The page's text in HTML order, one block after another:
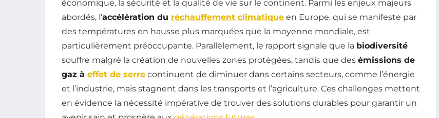
économique, la sécurité et la qualité de vie sur le continent. Parmi les enjeux majeurs
abordés, l’accélération du réchauffement climatique en Europe, qui se manifeste par
des températures en hausse plus marquées que la moyenne mondiale, est
particulièrement préoccupante. Parallèlement, le rapport signale que la biodiversité
souffre malgré la création de nouvelles zones protégées, tandis que des émissions de
gaz à effet de serre continuent de diminuer dans certains secteurs, comme l’énergie
et l’industrie, mais stagnent dans les transports et l’agriculture. Ces challenges mettent
en évidence la nécessité impérative de trouver des solutions durables pour garantir un